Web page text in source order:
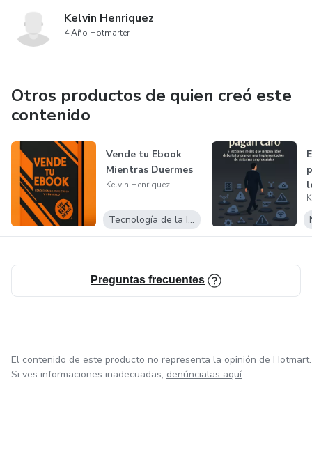
Kelvin Henriquez
4 Año Hotmarter
Otros productos de quien creó este
contenido
Vende tu Ebook
Mientras Duermes
Kelvin Henriquez
Tecnología de la Información
Preguntas frecuentes
El contenido de este producto no representa la opinión de Hotmart.
Si ves informaciones inadecuadas, denúncialas aquí